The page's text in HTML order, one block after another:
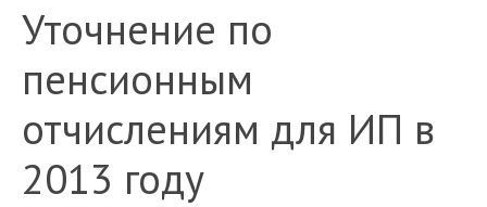
Уточнение по
пенсионным
отчислениям для ИП в
2013 году